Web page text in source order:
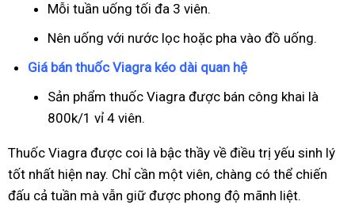
Mỗi tuần uống tối đa 3 viên.
Nên uống với nước lọc hoặc pha vào đồ uống.
Giá bán thuốc Viagra kéo dài quan hệ
Sản phẩm thuốc Viagra được bán công khai là
800k/1 vỉ 4 viên.
Thuốc Viagra được coi là bậc thầy về điều trị yếu sinh lý
tốt nhất hiện nay. Chỉ cần một viên, chàng có thể chiến
đấu cả tuần mà vẫn giữ được phong độ mãnh liệt.